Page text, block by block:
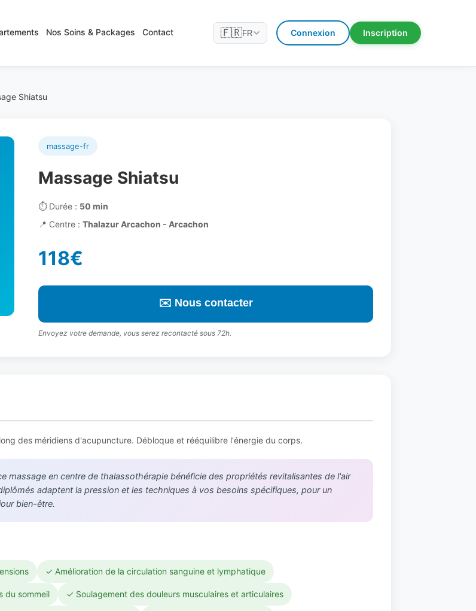
Nos Soins & Packages Contact 🇫🇷FR Connexion Inscription
Shiatsu
massage-fr
Massage Shiatsu
⏱️Durée : 50 min
📍 Centre : Thalazur Arcachon - Arcachon
118€
✉️ Nous contacter
Envoyez votre demande, vous serez recontacté sous 72h.
des méridiens d'acupuncture. Débloque et rééquilibre l'énergie du corps.
massage en centre de thalassothérapie bénéficie des propriétés revitalisantes de l'air
adaptent la pression et les techniques à vos besoins spécifiques, pour un
bien-être.
✓ Amélioration de la circulation sanguine et lymphatique
du sommeil ✓ Soulagement des douleurs musculaires et articulaires